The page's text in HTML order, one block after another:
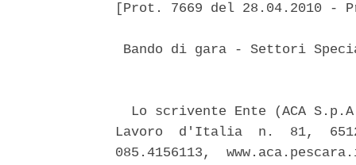
[Prot. 7669 del 28.04.2010 -
Bando di gara - Settori
Lo scrivente Ente (ACA
Lavoro  d'Italia  n.  81,
085.4156113,